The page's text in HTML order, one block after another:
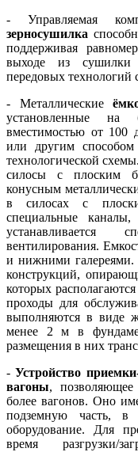
- Управляемая
зерносушилка
поддерживая
выходе из сушилки
передовых технологий
- Металлические
установленные на
вместимостью от 100
или другим
технологической
силосы с плоским
конусным
в силосах с
специальные
устанавливается
вентилирования.
и нижними галереями.
конструкций,
которых
проходы для
выполняются в виде
менее 2 м в
размещения в них
-Устройство
вагоны,
более вагонов. Оно
подземную часть, в
оборудование. Для
время разгрузки/